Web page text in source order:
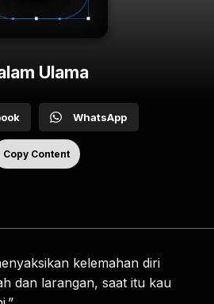
Ulama
WhatsApp
Copy Content
kelemahan diri
dan larangan, saat itu kau